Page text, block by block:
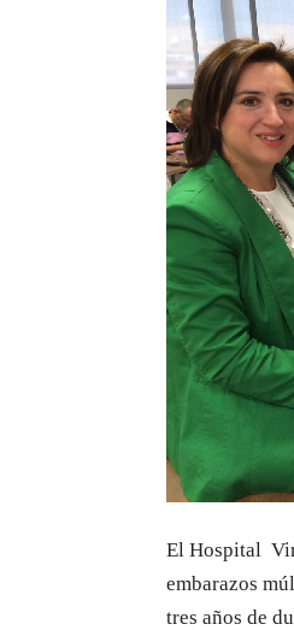
El Hospital
embarazos
tres años de